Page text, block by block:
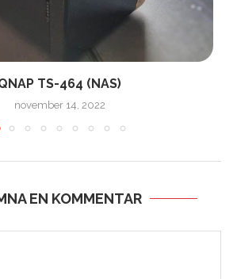
TS-464 (NAS)
november 14, 2022
EN KOMMENTAR